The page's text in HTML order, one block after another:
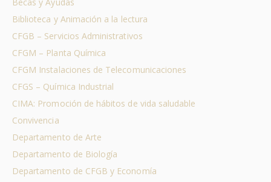
Biblioteca y Animación a la lectura
CFGB – Servicios Administrativos
CFGM – Planta Química
CFGM Instalaciones de Telecomunicaciones
CFGS – Química Industrial
CIMA: Promoción de hábitos de vida saludable
Convivencia
Departamento de Arte
Departamento de Biología
Departamento de CFGB y Economía